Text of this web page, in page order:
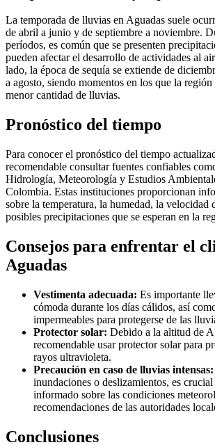
La temporada de lluvias en Aguadas suele
de abril a junio y de septiembre a noviembre.
períodos, es común que se presenten
pueden afectar el desarrollo de actividades al
lado, la época de sequía se extiende de
a agosto, siendo momentos en los que la
menor cantidad de lluvias.
Pronóstico del tiempo
Para conocer el pronóstico del tiempo
recomendable consultar fuentes confiables
Hidrología, Meteorología y Estudios
Colombia. Estas instituciones proporcionan
sobre la temperatura, la humedad, la velocidad
posibles precipitaciones que se esperan en la
Consejos para enfrentar el
Aguadas
Vestimenta adecuada: Es importante
cómoda durante los días cálidos, así
impermeables para protegerse de las
Protector solar: Debido a la altitud de
recomendable usar protector solar para
rayos ultravioleta.
Precaución en caso de lluvias intensas:
inundaciones o deslizamientos, es crucial
informado sobre las condiciones
recomendaciones de las autoridades
Conclusiones